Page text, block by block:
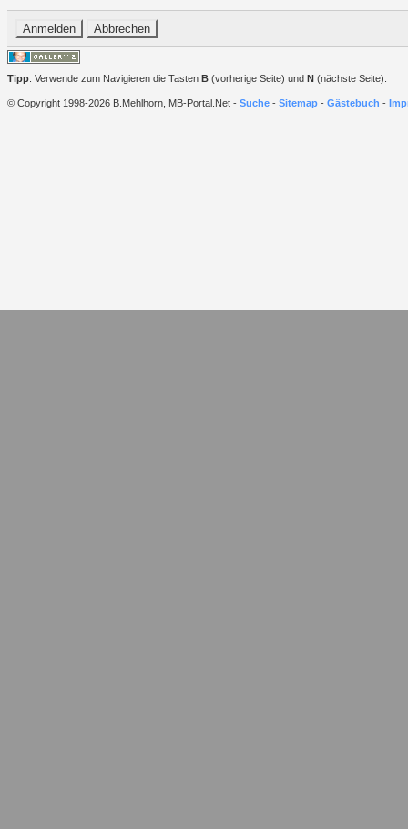
Tipp: Verwende zum Navigieren die Tasten B (vorherige Seite) und N (nächste Seite).
© Copyright 1998-2026 B.Mehlhorn, MB-Portal.Net - Suche - Sitemap - Gästebuch -